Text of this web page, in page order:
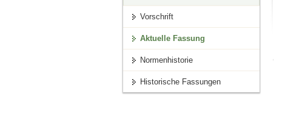
Vorschrift
Aktuelle Fassung
Normenhistorie
Historische Fassungen